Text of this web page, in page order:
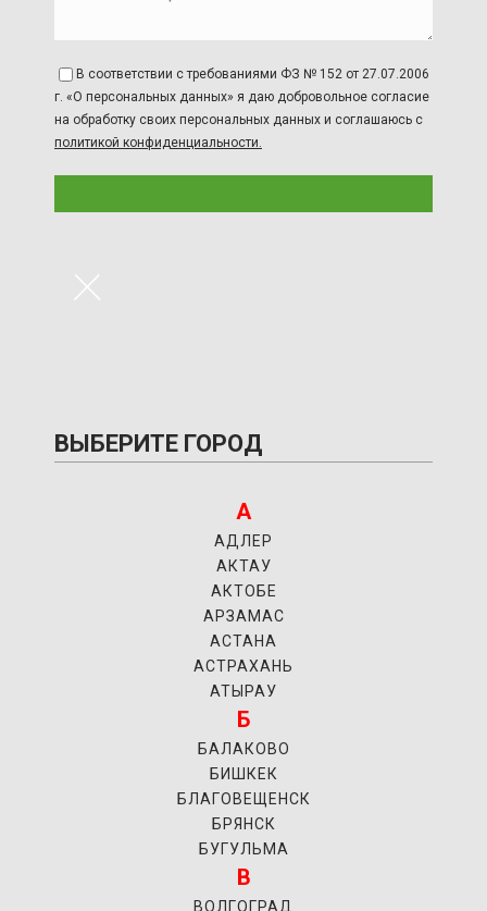
В соответствии с требованиями ФЗ № 152 от 27.07.2006
г. «О персональных данных» я даю добровольное согласие
на обработку своих персональных данных и соглашаюсь с
политикой конфиденциальности.
×
ВЫБЕРИТЕ ГОРОД
А
АДЛЕР
АКТАУ
АКТОБЕ
АРЗАМАС
АСТАНА
АСТРАХАНЬ
АТЫРАУ
Б
БАЛАКОВО
БИШКЕК
БЛАГОВЕЩЕНСК
БРЯНСК
БУГУЛЬМА
В
ВОЛГОГРАД